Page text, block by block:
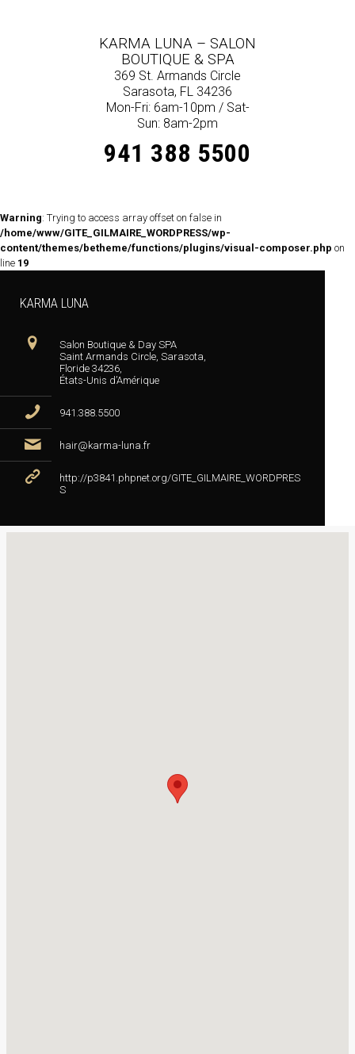
KARMA LUNA – SALON
BOUTIQUE & SPA
369 St. Armands Circle
Sarasota, FL 34236
Mon-Fri: 6am-10pm / Sat-
Sun: 8am-2pm
941 388 5500
Warning: Trying to access array offset on false in
/home/www/GITE_GILMAIRE_WORDPRESS/wp-
content/themes/betheme/functions/plugins/visual-composer.php on
line 19
KARMA LUNA
Salon Boutique & Day SPA
Saint Armands Circle, Sarasota,
Floride 34236,
États-Unis d’Amérique
941.388.5500
hair@karma-luna.fr
http://p3841.phpnet.org/GITE_GILMAIRE_WORDPRES
S